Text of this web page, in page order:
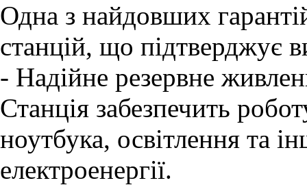
Одна з найдовших
станцій, що підтверджує
- Надійне резервне
Станція забезпечить
ноутбука, освітлення та
електроенергії.